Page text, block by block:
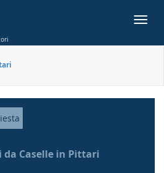
Caselle in Pittari